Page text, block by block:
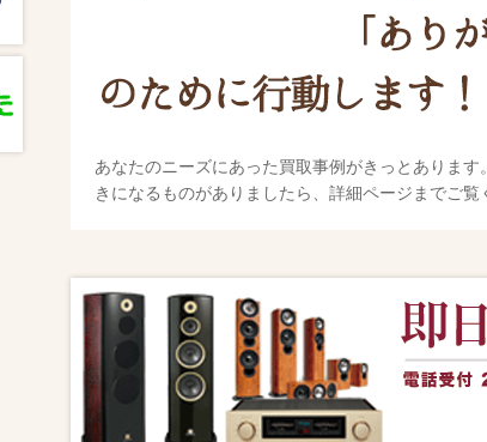
あなたのニーズにあった買取事例がきっとあります。
きになるものがありましたら、詳細ページまでご覧